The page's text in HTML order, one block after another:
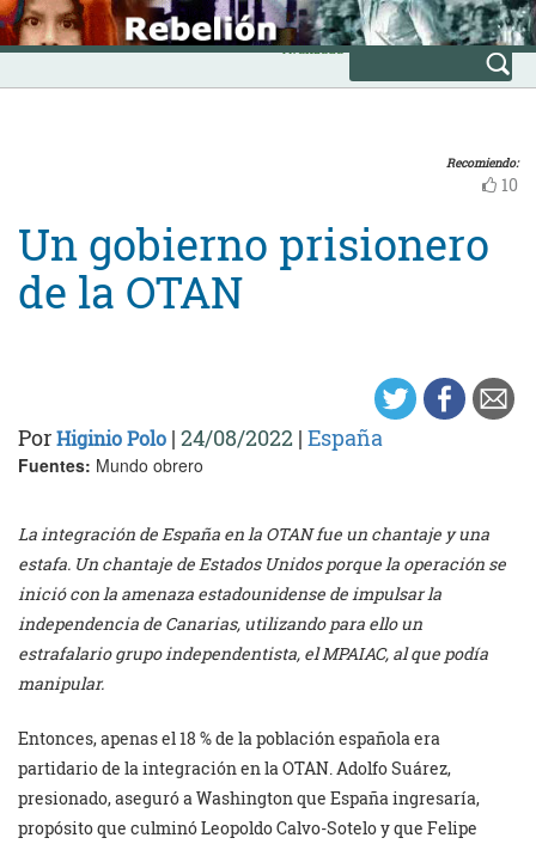
Skip
to
content
INICIO
Avanzada
Recomiendo:
10
Un gobierno prisionero
de la OTAN
PorHiginio Polo | 24/08/2022 | España
Fuentes: Mundo obrero
La integración de España en la OTAN fue un chantaje y una
estafa. Un chantaje de Estados Unidos porque la operación se
inició con la amenaza estadounidense de impulsar la
independencia de Canarias, utilizando para ello un
estrafalario grupo independentista, el MPAIAC, al que podía
manipular.
Entonces, apenas el 18 % de la población española era
partidario de la integración en la OTAN. Adolfo Suárez,
presionado, aseguró a Washington que España ingresaría,
propósito que culminó Leopoldo Calvo-Sotelo y que Felipe